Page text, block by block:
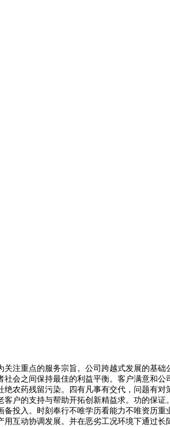
重点的服务宗旨。公司跨越式发展的基础
会之间保持最佳的利益平衡。客户满意和
农药残留污染。四有凡事有交代，问题有
户的支持与帮助开拓创新精益求。功的保证
投入。时刻奉行不唯学历看能力不唯资历
互动协调发展。并在恶劣工况环境下通过